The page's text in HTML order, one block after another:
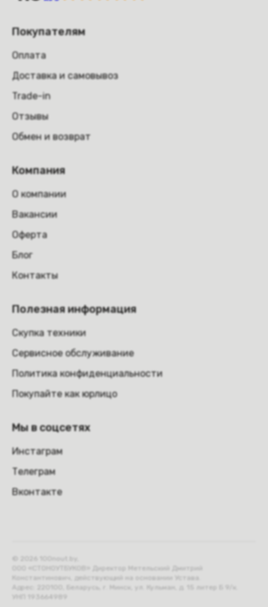
Покупателям
Оплата
Доставка и самовывоз
Trade-in
Отзывы
Обмен и возврат
Компания
О компании
Вакансии
Оферта
Блог
Контакты
Полезная информация
Скупка техники
Сервисное обслуживание
Политика конфиденциальности
Покупайте как юрлицо
Мы в соцсетях
Инстаграм
Телеграм
Вконтакте
ООО «СТОНОУТБУКОВ» Директор Метельский Дмитрий
Константинович, действующий на основании Устава.
Адрес: 220100, Беларусь, г. Минск, ул. Кульман, д. 15 литер Б 9/к.